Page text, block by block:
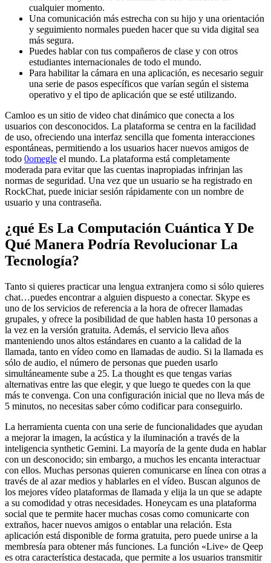
cualquier momento.
Una comunicación más estrecha con su hijo y una orientación
y seguimiento normales pueden hacer que su vida digital sea
más segura.
Puedes hablar con tus compañeros de clase y con otros
estudiantes internacionales de todo el mundo.
Para habilitar la cámara en una aplicación, es necesario seguir
una serie de pasos específicos que varían según el sistema
operativo y el tipo de aplicación que se esté utilizando.
Camloo es un sitio de video chat dinámico que conecta a los
usuarios con desconocidos. La plataforma se centra en la facilidad
de uso, ofreciendo una interfaz sencilla que fomenta interacciones
espontáneas, permitiendo a los usuarios hacer nuevos amigos de
todo 0omegle el mundo. La plataforma está completamente
moderada para evitar que las cuentas inapropiadas infrinjan las
normas de seguridad. Una vez que un usuario se ha registrado en
RockChat, puede iniciar sesión rápidamente con un nombre de
usuario y una contraseña.
¿qué Es La Computación Cuántica Y De
Qué Manera Podría Revolucionar La
Tecnología?
Tanto si quieres practicar una lengua extranjera como si sólo quieres
chat…puedes encontrar a alguien dispuesto a conectar. Skype es
uno de los servicios de referencia a la hora de ofrecer llamadas
grupales, y ofrece la posibilidad de que hablen hasta 10 personas a
la vez en la versión gratuita. Además, el servicio lleva años
manteniendo unos altos estándares en cuanto a la calidad de la
llamada, tanto en vídeo como en llamadas de audio. Si la llamada es
sólo de audio, el número de personas que pueden usarlo
simultáneamente sube a 25. La thought es que tengas varias
alternativas entre las que elegir, y que luego te quedes con la que
más te convenga. Con una configuración inicial que no lleva más de
5 minutos, no necesitas saber cómo codificar para conseguirlo.
La herramienta cuenta con una serie de funcionalidades que ayudan
a mejorar la imagen, la acústica y la iluminación a través de la
inteligencia synthetic Gemini. La mayoría de la gente duda en hablar
con un desconocido; sin embargo, a muchos les encanta interactuar
con ellos. Muchas personas quieren comunicarse en línea con otras a
través de al azar medios y hablarles en el vídeo. Buscan algunos de
los mejores vídeo plataformas de llamada y elija la un que se adapte
a su comodidad y otras necesidades. Honeycam es una plataforma
social que te permite hacer muchas cosas como comunicarte con
extraños, hacer nuevos amigos o entablar una relación. Esta
aplicación está disponible de forma gratuita, pero puede unirse a la
membresía para obtener más funciones. La función «Live» de Qeep
es otra característica destacada, que permite a los usuarios transmitir